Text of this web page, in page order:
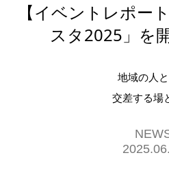
【イベントレポー
スタ2025」を
地域の人
交差する場